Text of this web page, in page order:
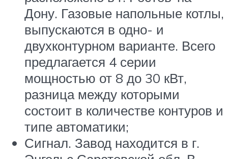
Дону. Газовые напольные котлы,
выпускаются в одно- и
двухконтурном варианте. Всего
предлагается 4 серии
мощностью от 8 до 30 кВт,
разница между которыми
состоит в количестве контуров и
типе автоматики;
Сигнал. Завод находится в г.